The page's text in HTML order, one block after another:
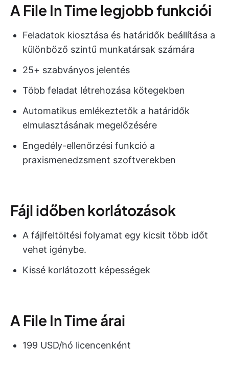
A File In Time legjobb funkciói
Feladatok kiosztása és határidők beállítása a
különböző szintű munkatársak számára
25+ szabványos jelentés
Több feladat létrehozása kötegekben
Automatikus emlékeztetők a határidők
elmulasztásának megelőzésére
Engedély-ellenőrzési funkció a
praxismenedzsment szoftverekben
Fájl időben korlátozások
A fájlfeltöltési folyamat egy kicsit több időt
vehet igénybe.
Kissé korlátozott képességek
A File In Time árai
199 USD/hó licencenként